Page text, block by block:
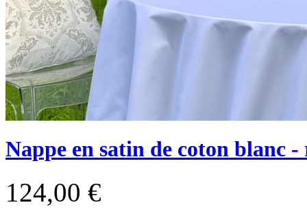
Nappe en satin de coton blanc -
124,00 €